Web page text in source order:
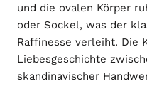
und die ovalen Körper
oder Sockel, was der
Raffinesse verleiht. Die
Liebesgeschichte
skandinavischer